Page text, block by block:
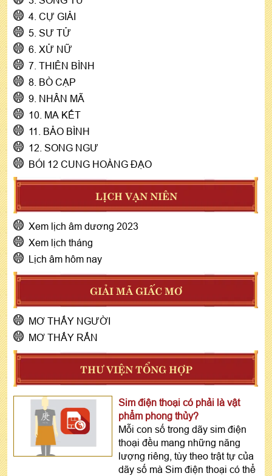
4. CỰ GIẢI
5. SƯ TỬ
6. XỬ NỮ
7. THIÊN BÌNH
8. BÒ CẠP
9. NHÂN MÃ
10. MA KẾT
11. BẢO BÌNH
12. SONG NGƯ
BÓI 12 CUNG HOÀNG ĐẠO
LỊCH VẠN NIÊN
Xem lịch âm dương 2023
Xem lịch tháng
Lịch âm hôm nay
GIẢI MÃ GIẤC MƠ
MƠ THẤY NGƯỜI
MƠ THẤY RẮN
THƯ VIỆN TỔNG HỢP
Sim điện thoại có phải là vật
phẩm phong thủy?
Mỗi con số trong dãy sim điện
thoại đều mang những năng
lượng riêng, tùy theo trật tự của
dãy số mà Sim điện thoại có thể